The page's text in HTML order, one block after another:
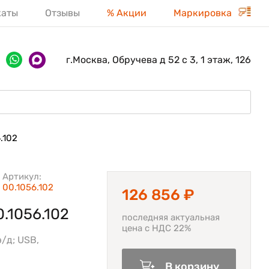
Отзывы % Акции Маркировка
г.Москва, Обручева д 52 с 3, 1 этаж, 126
Артикул:
00.1056.102
д; USB,
126 856 ₽
последняя актуальная
цена с НДС 22%